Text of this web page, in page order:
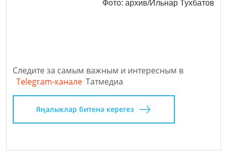
Фото: архив/Ильнар Тухбатов
Следите за самым важным и интересным в
Telegram-канале Татмедиа
Яңалыклар битенә керегез